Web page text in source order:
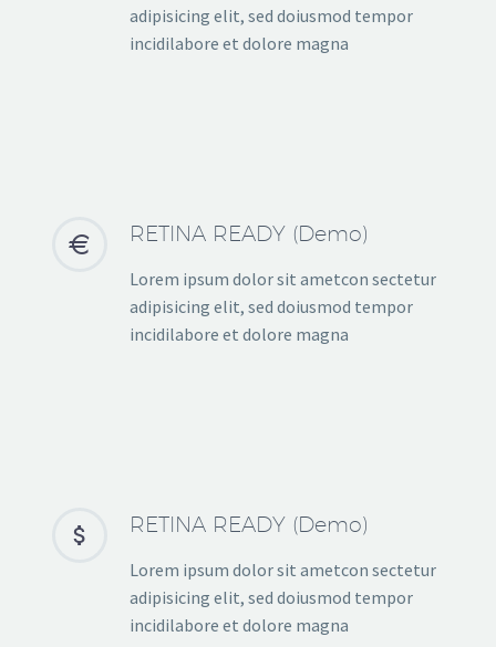
adipisicing elit, sed doiusmod tempor
incidilabore et dolore magna

 RETINA READY (Demo)
Lorem ipsum dolor sit ametcon sectetur
adipisicing elit, sed doiusmod tempor
incidilabore et dolore magna

 RETINA READY (Demo)
Lorem ipsum dolor sit ametcon sectetur
adipisicing elit, sed doiusmod tempor
incidilabore et dolore magna